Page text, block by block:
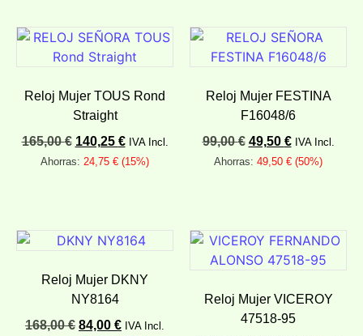
Reloj Mujer TOUS Rond
Straight
165,00€ 140,25 € IVA Incl.
Ahorras: 24,75 € (15%)
Reloj Mujer FESTINA
F16048/6
99,00€ 49,50 € IVA Incl.
Ahorras: 49,50 € (50%)
Reloj Mujer DKNY
NY8164
168,00€ 84,00 € IVA Incl.
Reloj Mujer VICEROY
47518-95